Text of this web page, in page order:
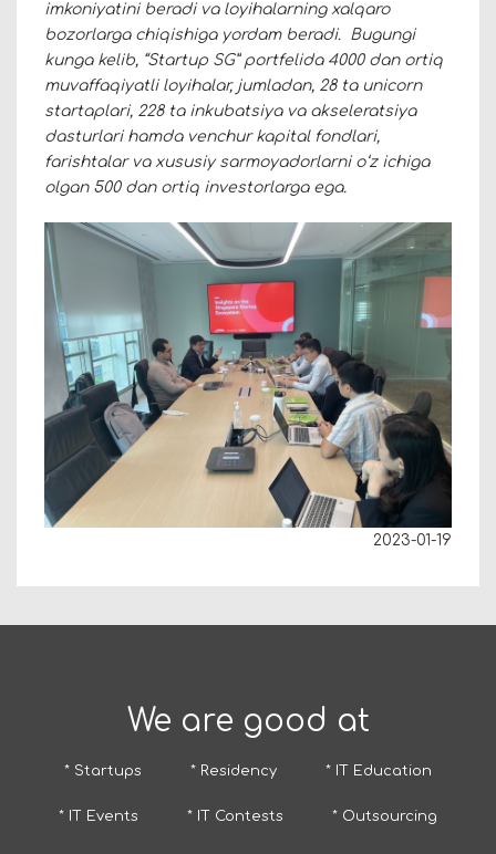
imkoniyatini beradi va loyihalarning xalqaro
bozorlarga chiqishiga yordam beradi. Bugungi
kunga kelib, “Startup SG” portfelida 4000 dan ortiq
muvaffaqiyatli loyihalar, jumladan, 28 ta unicorn
startaplari, 228 ta inkubatsiya va akseleratsiya
dasturlari hamda venchur kapital fondlari,
farishtalar va xususiy sarmoyadorlarni oʻz ichiga
olgan 500 dan ortiq investorlarga ega.
2023-01-19
We are good at
* Startups * Residency * IT Education
* IT Events * IT Contests * Outsourcing